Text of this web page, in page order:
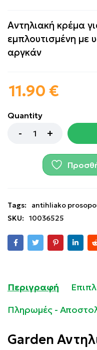
Αντηλιακή κρέμα
εμπλουτισμένη με
αργκάν
11.90 €
Quantity
Tags:
antihliako
SKU:
10036525
Περιγραφή
Πληρωμές -
Garden